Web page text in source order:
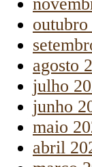
outubro
agosto
julho
junho
maio
abril